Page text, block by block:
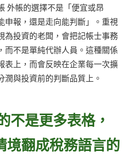
外帳的選擇不是「便宜或昂
申報，還是走向能判斷」。重視
為投資的老闆，會把記帳士事務
而不是單純代辦人員。這種關係
表上，而會反映在企業每一次擴
與投資前的判斷品質上。
不是更多表格，
境翻成稅務語言的